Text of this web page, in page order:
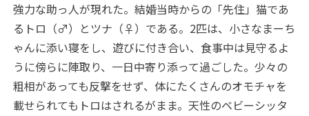
強力な助っ人が現れた。結婚当時からの「先住」猫であ
るトロ（♂）とツナ（♀）である。2匹は、小さなまーち
ゃんに添い寝をし、遊びに付き合い、食事中は見守るよ
うに傍らに陣取り、一日中寄り添って過ごした。少々の
粗相があっても反撃をせず、体にたくさんのオモチャを
載せられてもトロはされるがまま。天性のベビーシッタ